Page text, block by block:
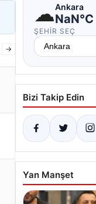
→
☁Ankara
NaN°C
ŞEHIR SEÇ
Bizi Takip Edin
Yan Manşet